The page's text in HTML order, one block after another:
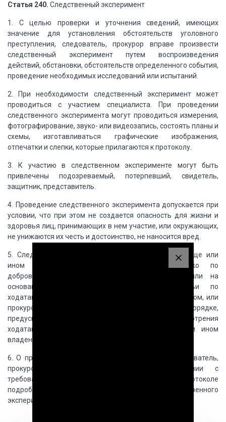
Статья 240. Следственный эксперимент
1.
С целью проверки и уточнения сведений, имеющих
значение для установления обстоятельств уголовного
преступления, следователь, прокурор вправе произвести
следственный экспериментпутем воспроизведения
действий, обстановки, обстоятельств определенного события,
проведение необходимых исследований или испытаний.
2.
При необходимости следственный эксперимент может
проводиться с участием специалиста.
При проведении
следственного эксперимента могут проводиться измерения,
фотографирование, звуко- или видеозапись, состоять планы и
схемы, изготавливаться графические изображения,
отпечатки и слепки, которые прилагаются к протоколу.
3.
К участию в следственном эксперименте могут быть
привлечены подозреваемый, потерпевший, свидетель,
защитник, представитель.
4.
Проведение следственного эксперимента допускается при
условии, что при этом не создается опасность для жизни и
здоровья лиц, принимающих в нем участие, или окружающих,
не унижаются их честь и достоинство, не наносится вред.
5.
Следственный эксперимент, проводимый в жилище или
ином владении лица, осуществляется
только по
добровольному согласию лица, ими владеет, или на
основании постановления
следственного судьи по
ходатайству следователя, согласованного с прокурором, или
прокурора, которое рассматривается в порядке,
предусмотренном настоящим Кодексом
для рассмотрения
ходатайств о проведении обыска в жилище или ином
владении лица.
6.
О проведении следственного эксперимента следователь,
прокурор составляет протокол
в соответствии с
требованиями настоящего Кодекса.
Кроме того, в протоколе
подробно излагаются
условия и результаты следственного
эксперимента.